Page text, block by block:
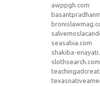
awppgh.com
seasabia.com
shakiba-
slothsearch.com